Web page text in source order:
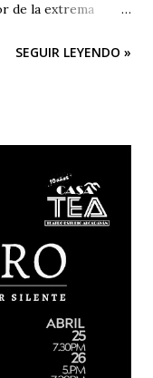
de la extrema
. Revista Corónica
la publicidad de
Entonces,
al Zorro sobre el
explicarla
es tu voto
Se trata de una
pero que
educación? Pero, lo
SEGUIR LEYENDO »